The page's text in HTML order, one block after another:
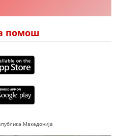
помош
Македонија